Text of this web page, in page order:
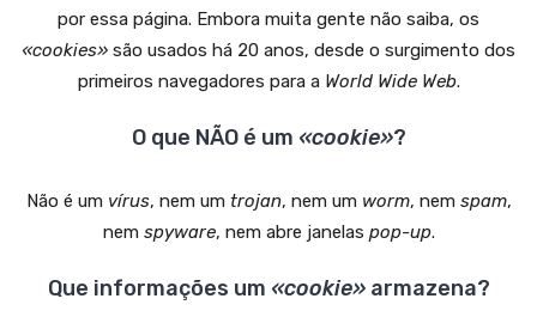
por essa página. Embora muita gente não saiba, os
«cookies» são usados há 20 anos, desde o surgimento dos
primeiros navegadores para a World Wide Web.
O que NÃO é um «cookie»?
Não é um vírus, nem um trojan, nem um worm, nem spam,
nem spyware, nem abre janelas pop-up.
Que informações um «cookie»armazena?